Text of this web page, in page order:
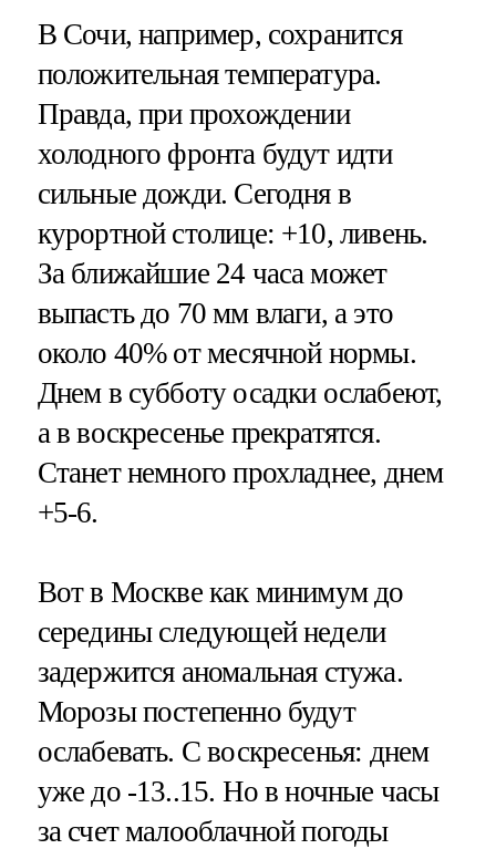
В Сочи, например, сохранится
положительная температура.
Правда, при прохождении
холодного фронта будут идти
сильные дожди. Сегодня в
курортной столице: +10, ливень.
За ближайшие 24 часа может
выпасть до 70 мм влаги, а это
около 40% от месячной нормы.
Днем в субботу осадки ослабеют,
а в воскресенье прекратятся.
Станет немного прохладнее, днем
+5-6.
Вот в Москве как минимум до
середины следующей недели
задержится аномальная стужа.
Морозы постепенно будут
ослабевать. С воскресенья: днем
уже до -13..15. Но в ночные часы
за счет малооблачной погоды